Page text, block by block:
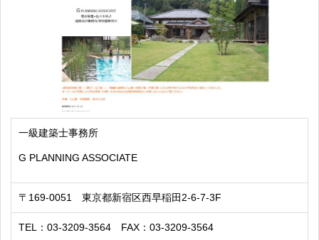
一級建築士事務所
G PLANNING ASSOCIATE
〒169-0051 東京都新宿区西早稲田2-6-7-3F
TEL：03-3209-3564 FAX：03-3209-3564